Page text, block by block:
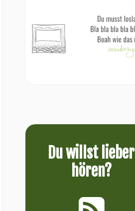
Du willst lieber
hören?